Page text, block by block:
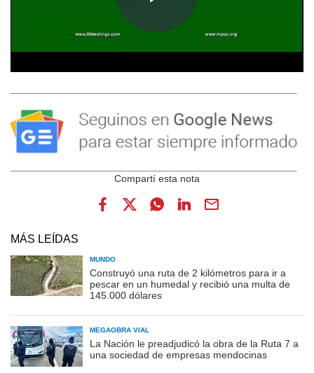
MÁS LEÍDAS
MUNDO
Construyó una ruta de 2 kilómetros para ir a
pescar en un humedal y recibió una multa de
145.000 dólares
MEGAOBRA VIAL
La Nación le preadjudicó la obra de la Ruta 7 a
una sociedad de empresas mendocinas